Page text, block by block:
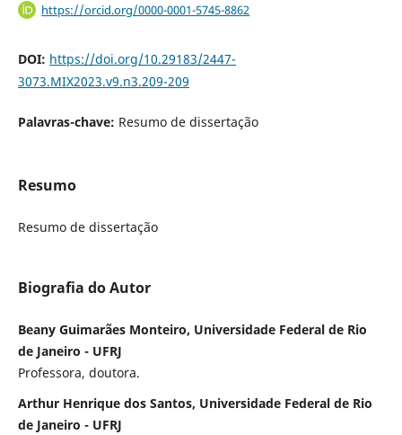
https://orcid.org/0000-0001-5745-8862
DOI: https://doi.org/10.29183/2447-
3073.MIX2023.v9.n3.209-209
Palavras-chave: Resumo de dissertação
Resumo
Resumo de dissertação
Biografia do Autor
Beany Guimarães Monteiro, Universidade Federal de Rio
de Janeiro - UFRJ
Professora, doutora.
Arthur Henrique dos Santos, Universidade Federal de Rio
de Janeiro - UFRJ